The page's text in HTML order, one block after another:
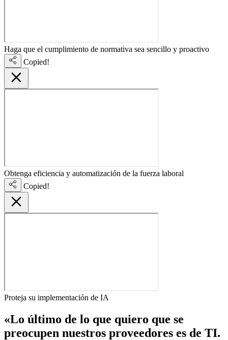
Haga que el cumplimiento de normativa sea sencillo y proactivo
Copied!
Obtenga eficiencia y automatización de la fuerza laboral
Copied!
Proteja su implementación de IA
«Lo último de lo que quiero que se
preocupen nuestros proveedores es de TI.